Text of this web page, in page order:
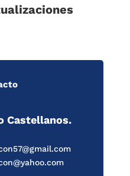
Castellanos.